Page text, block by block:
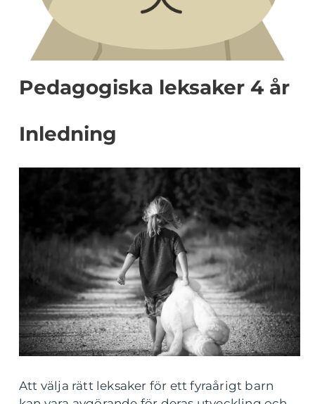
Pedagogiska leksaker 4 år
Inledning
Att välja rätt leksaker för ett fyraårigt barn